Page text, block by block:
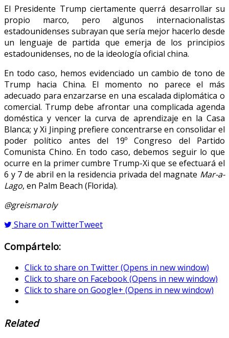
El Presidente Trump ciertamente querrá desarrollar su
propio marco, pero algunos internacionalistas
estadounidenses subrayan que sería mejor hacerlo desde
un lenguaje de partida que emerja de los principios
estadounidenses, no de la ideología oficial china.
En todo caso, hemos evidenciado un cambio de tono de
Trump hacia China. El momento no parece el más
adecuado para enzarzarse en una escalada diplomática o
comercial. Trump debe afrontar una complicada agenda
doméstica y vencer la curva de aprendizaje en la Casa
Blanca; y Xi Jinping prefiere concentrarse en consolidar el
poder político antes del 19º Congreso del Partido
Comunista Chino. En todo caso, debemos seguir lo que
ocurre en la primer cumbre Trump-Xi que se efectuará el
6 y 7 de abril en la residencia privada del magnate Mar-a-
Lago, en Palm Beach (Florida).
@greismaroly
Share on TwitterTweet
Compártelo:
Click to share on Twitter (Opens in new window)
Click to share on Facebook (Opens in new window)
Click to share on Google+ (Opens in new window)
Related